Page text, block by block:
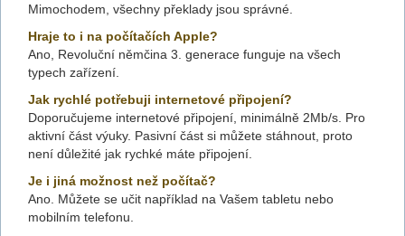
Mimochodem, všechny překlady jsou správné.
Hraje to i na počítačích Apple?
Ano, Revoluční němčina 3. generace funguje na všech
typech zařízení.
Jak rychlé potřebuji internetové připojení?
Doporučujeme internetové připojení, minimálně 2Mb/s. Pro
aktivní část výuky. Pasivní část si můžete stáhnout, proto
není důležité jak rychké máte připojení.
Je i jiná možnost než počítač?
Ano. Můžete se učit například na Vašem tabletu nebo
mobilním telefonu.